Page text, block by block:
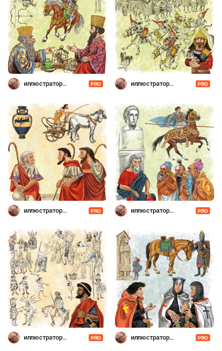
иллюстратор
PRO
иллюстратор
PRO
иллюстратор
PRO
иллюстратор
PRO
иллюстратор
PRO
иллюстратор
PRO